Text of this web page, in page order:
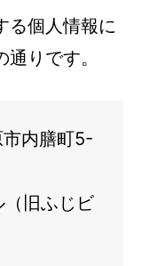
る個人情報に
りです。
内膳町5-
（旧ふじビ